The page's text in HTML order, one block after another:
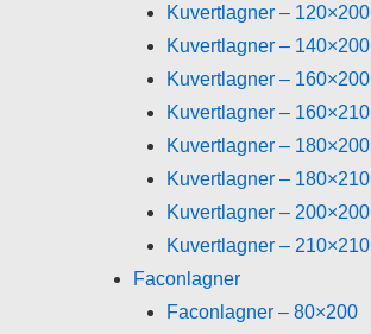
Kuvertlagner – 120×200
Kuvertlagner – 140×200
Kuvertlagner – 160×200
Kuvertlagner – 160×210
Kuvertlagner – 180×200
Kuvertlagner – 180×210
Kuvertlagner – 200×200
Kuvertlagner – 210×210
Faconlagner
Faconlagner – 80×200